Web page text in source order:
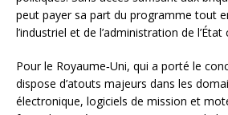
peut payer sa part du programme tout
l’industriel et de l’administration de
Pour le Royaume‑Uni, qui a porté le
dispose d’atouts majeurs dans les
électronique, logiciels de mission et